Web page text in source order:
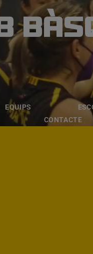
EQUIPS
CONTACTE
ESCOLA